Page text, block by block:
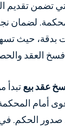
تضمن
لضمان
بدقة، حيث
العقد
عقد بيع تبدأ
أمام
الحكم.